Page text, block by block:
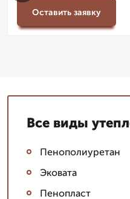
Оставить заявку
Все виды
Пенополиуретан
Эковата
Пенопласт